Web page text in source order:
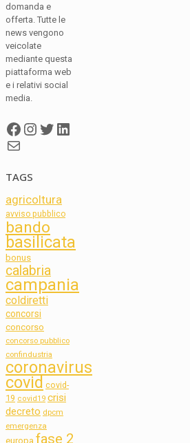
domanda e
offerta. Tutte le
news vengono
veicolate
mediante questa
piattaforma web
e i relativi social
media.
Facebook
Instagram
Twitter
LinkedIn
Mail
TAGS
agricoltura
avviso pubblico
bando
basilicata
bonus
calabria
campania
coldiretti
concorsi
concorso
concorso pubblico
confindustria
coronavirus
covid covid-
19 covid19 crisi
decreto dpcm
emergenza
europa fase 2